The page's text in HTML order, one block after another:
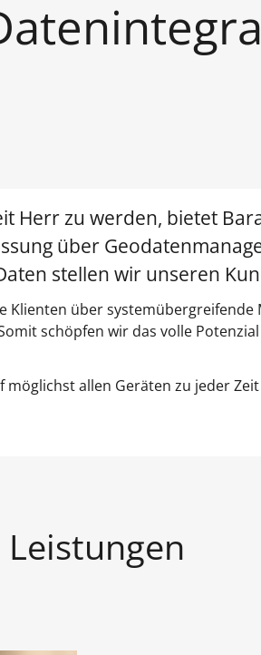
zu werden, bietet
über
stellen wir unseren
über systemübergreifende
schöpfen wir das volle
allen Geräten zu jeder